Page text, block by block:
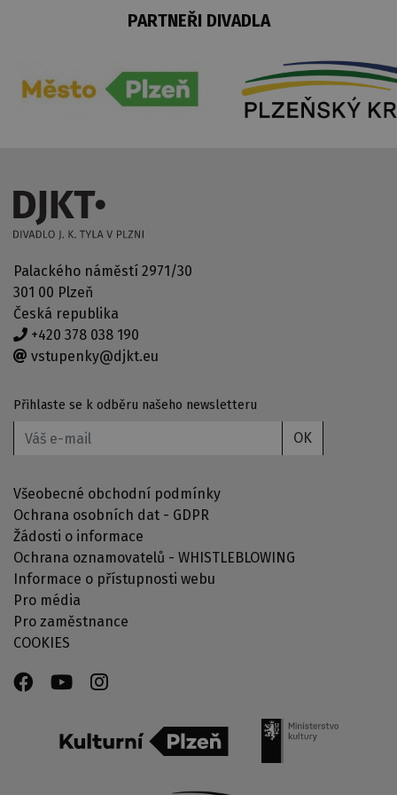
PARTNEŘI DIVADLA
Palackého náměstí 2971/30
301 00 Plzeň
Česká republika
+420 378 038 190
vstupenky@djkt.eu
Přihlaste se k odběru našeho newsletteru
OK
Všeobecné obchodní podmínky
Ochrana osobních dat - GDPR
Žádosti o informace
Ochrana oznamovatelů - WHISTLEBLOWING
Informace o přístupnosti webu
Pro média
Pro zaměstnance
COOKIES